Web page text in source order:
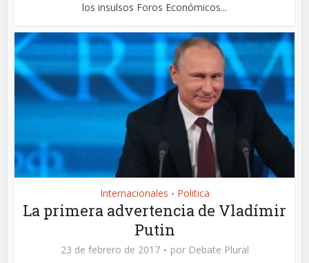
los insulsos Foros Económicos...
Internacionales • Politica
La primera advertencia de Vladímir
Putin
23 de febrero de 2017 por Debate Plural